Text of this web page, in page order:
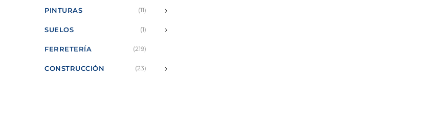
PINTURAS (11) ›
SUELOS (1) ›
FERRETERÍA (219)
CONSTRUCCIÓN (23) ›